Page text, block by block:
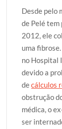
Desde pelo
de Pelé tem
2012, ele
uma
no Hospital
devido a
decálculos
obstrução
médica, o
ser